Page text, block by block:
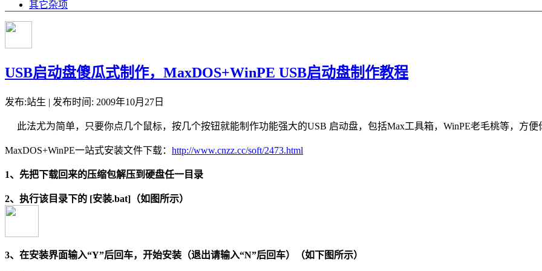
其它杂项
USB启动盘傻瓜式制作，MaxDOS+WinPE USB启动盘制作教程
发布:站生 | 发布时间: 2009年10月27日
此法尤为简单，只要你点几个鼠标，按几个按钮就能制作功能强大的USB 启动盘，包括Max工具箱，WinPE老毛桃等，方便
MaxDOS+WinPE一站式安装文件下载： http://www.cnzz.cc/soft/2473.html
1、先把下载回来的压缩包解压到硬盘任一目录
2、执行该目录下的 [安装.bat]（如图所示）
3、在安装界面输入“Y”后回车，开始安装（退出请输入“N”后回车）（如下图所示）